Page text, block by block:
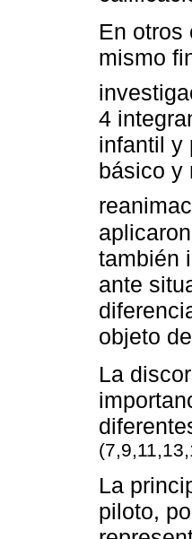
En otros
mismo
4
infantil y
básico y
también
ante
objeto
La
La
piloto,